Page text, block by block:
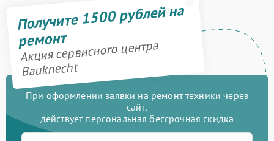
Получите 1500 рублей на
ремонт
Акция сервисного центра
Bauknecht
При оформлении заявки на ремонт техники через
сайт,
действует персональная бессрочная скидка